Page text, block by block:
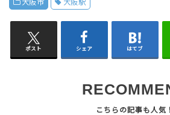
大阪市 大阪駅
ポスト シェア はてブ